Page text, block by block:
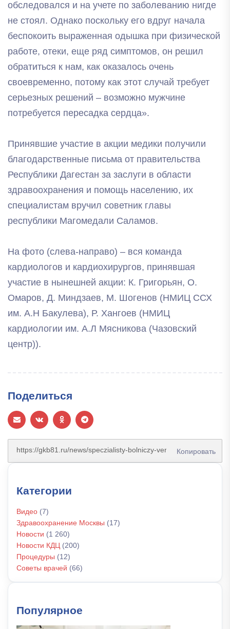
обследовался и на учете по заболеванию нигде
не стоял. Однако поскольку его вдруг начала
беспокоить выраженная одышка при физической
работе, отеки, еще ряд симптомов, он решил
обратиться к нам, как оказалось очень
своевременно, потому как этот случай требует
серьезных решений – возможно мужчине
потребуется пересадка сердца».
Принявшие участие в акции медики получили
благодарственные письма от правительства
Республики Дагестан за заслуги в области
здравоохранения и помощь населению, их
специалистам вручил советник главы
республики Магомедали Саламов.
На фото (слева-направо) – вся команда
кардиологов и кардиохирургов, принявшая
участие в нынешней акции: К. Григорьян, О.
Омаров, Д. Миндзаев, М. Шогенов (НМИЦ ССХ
им. А.Н Бакулева), Р. Хангоев (НМИЦ
кардиологии им. А.Л Мясникова (Чазовский
центр)).
Поделиться
Копировать
Категории
Видео (7)
Здравоохранение Москвы (17)
Новости (1 260)
Новости КДЦ (200)
Процедуры (12)
Советы врачей (66)
Популярное